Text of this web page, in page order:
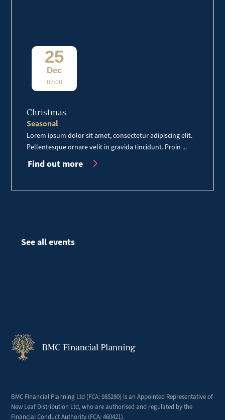
25
Dec
07:00
Christmas
Seasonal
Lorem ipsum dolor sit amet, consectetur adipiscing elit.
Pellentesque ornare velit in gravida tincidunt. Proin ...
Find out more
See all events
BMC Financial Planning Ltd (FCA: 985280) is an Appointed Representative of
New Leaf Distribution Ltd,who are authorised and regulated by the
Financial Conduct Authority (FCA: 460421).